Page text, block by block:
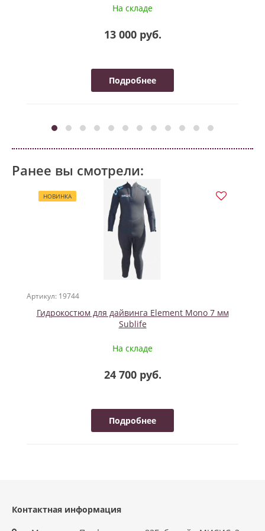
На складе
13 000 руб.
Подробнее
Ранее вы смотрели:
НОВИНКА
Артикул: 19744
Гидрокостюм для дайвинга Element Mono 7 мм
Sublife
На складе
24 700 руб.
Подробнее
Контактная информация